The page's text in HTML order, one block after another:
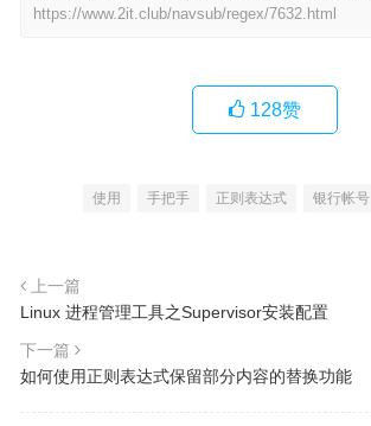
https://www.2it.club/navsub/regex/7632.html
128赞
使用 手把手 正则表达式 银行帐号
上一篇
Linux 进程管理工具之Supervisor安装配置
下一篇
如何使用正则表达式保留部分内容的替换功能